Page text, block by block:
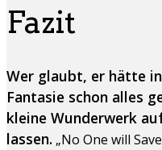
Fazit
Wer glaubt, er hätte
Fantasie schon alles
kleine Wunderwerk
lassen. „No One will